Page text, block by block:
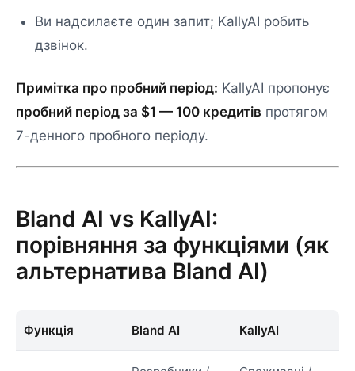
Ви надсилаєте один запит; KallyAI робить
дзвінок.
Примітка про пробний період: KallyAI пропонує
пробний період за $1 — 100 кредитів протягом
7-денного пробного періоду.
Bland AI vs KallyAI:
порівняння за функціями (як
альтернатива Bland AI)
Функція Bland AI KallyAI